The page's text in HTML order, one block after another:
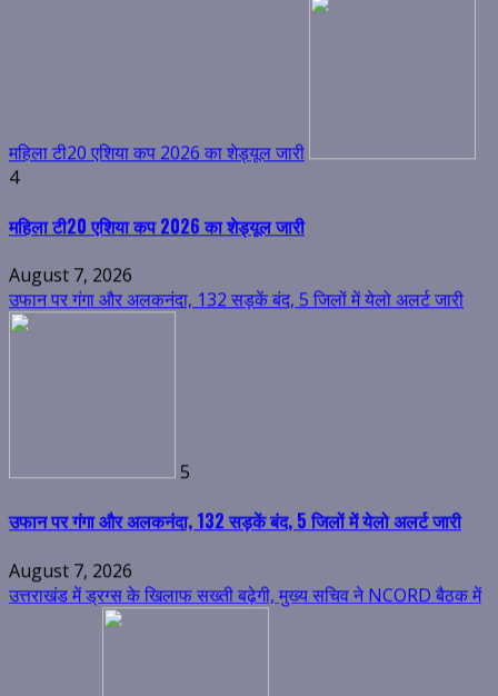
August 7, 2026
उफान पर गंगा और अलकनंदा, 132 सड़कें बंद, 5 जिलों में येलो अलर्ट जारी
उत्तराखंड में ड्रग्स के खिलाफ सख्ती बढ़ेगी, मुख्य सचिव ने NCORD बैठक में